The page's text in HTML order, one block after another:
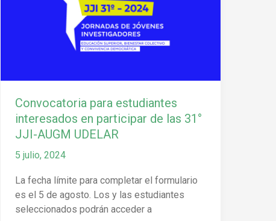
Convocatoria para estudiantes
interesados en participar de las 31°
JJI-AUGM UDELAR
5 julio, 2024
La fecha límite para completar el formulario
es el 5 de agosto. Los y las estudiantes
seleccionados podrán acceder a
31°
AUGM
UDELAR